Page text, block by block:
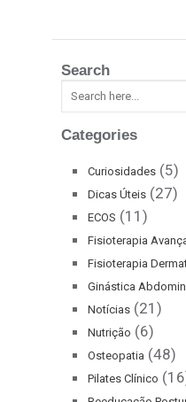
Search
Categories
Curiosidades (5)
Dicas Úteis (27)
ECOS (11)
Fisioterapia
Fisioterapia
Ginástica
Notícias (21)
Nutrição (6)
Osteopatia (48)
Pilates Clínico